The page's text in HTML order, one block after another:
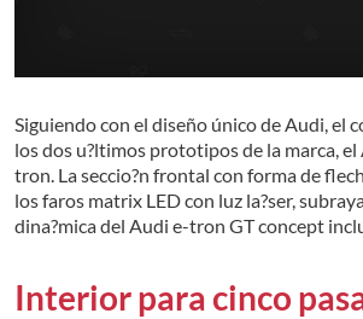
Siguiendo con el diseño único de Audi, el
los dos u?ltimos prototipos de la marca, el
tron. La seccio?n frontal con forma de
los faros matrix LED con luz la?ser,
dina?mica del Audi e-tron GT concept
Interior para cinco